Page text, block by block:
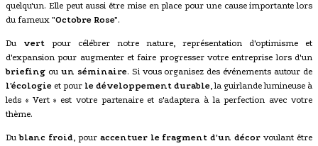
quelqu'un. Elle peut aussi être mise en place pour une cause importante lors
du fameux "Octobre Rose".
Du vert pour célébrer notre nature, représentation d'optimisme et
d'expansion pour augmenter et faire progresser votre entreprise lors d'un
briefing ou un séminaire. Si vous organisez des événements autour de
l'écologie et pour le développement durable, la guirlande lumineuse à
leds « Vert » est votre partenaire et s'adaptera à la perfection avec votre
thème.
Dublanc froid, pour accentuer le fragment d'un décor voulant être